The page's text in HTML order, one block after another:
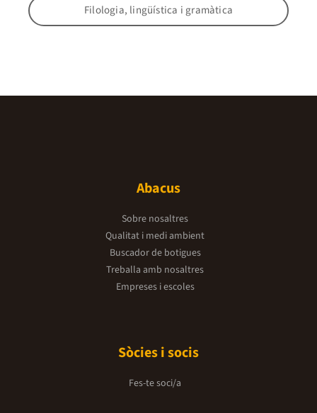
Filologia, lingüística i gramàtica
Abacus
Sobre nosaltres
Qualitat i medi ambient
Buscador de botigues
Treballa amb nosaltres
Empreses i escoles
Sòcies i socis
Fes-te soci/a